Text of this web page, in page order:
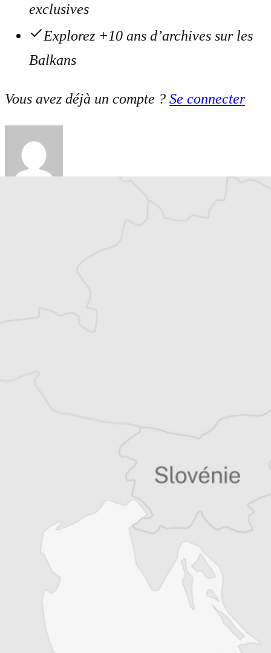
exclusives
Explorez +10 ans d’archives sur les
Balkans
Vous avez déjà un compte ? Se connecter